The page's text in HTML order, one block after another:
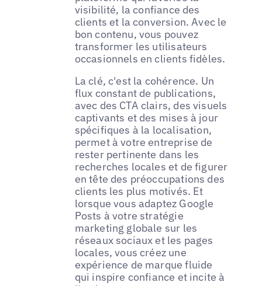
visibilité, la confiance des
clients et la conversion. Avec le
bon contenu, vous pouvez
transformer les utilisateurs
occasionnels en clients fidèles.
La clé, c'est la cohérence. Un
flux constant de publications,
avec des CTA clairs, des visuels
captivants et des mises à jour
spécifiques à la localisation,
permet à votre entreprise de
rester pertinente dans les
recherches locales et de figurer
en tête des préoccupations des
clients les plus motivés. Et
lorsque vous adaptez Google
Posts à votre stratégie
marketing globale sur les
réseaux sociaux et les pages
locales, vous créez une
expérience de marque fluide
qui inspire confiance et incite à